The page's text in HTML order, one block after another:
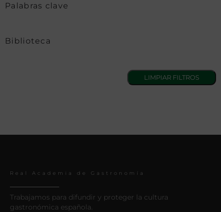
Palabras clave
Biblioteca
Real Academia de Gastronomía
Trabajamos para difundir y proteger la cultura
gastronómica española.